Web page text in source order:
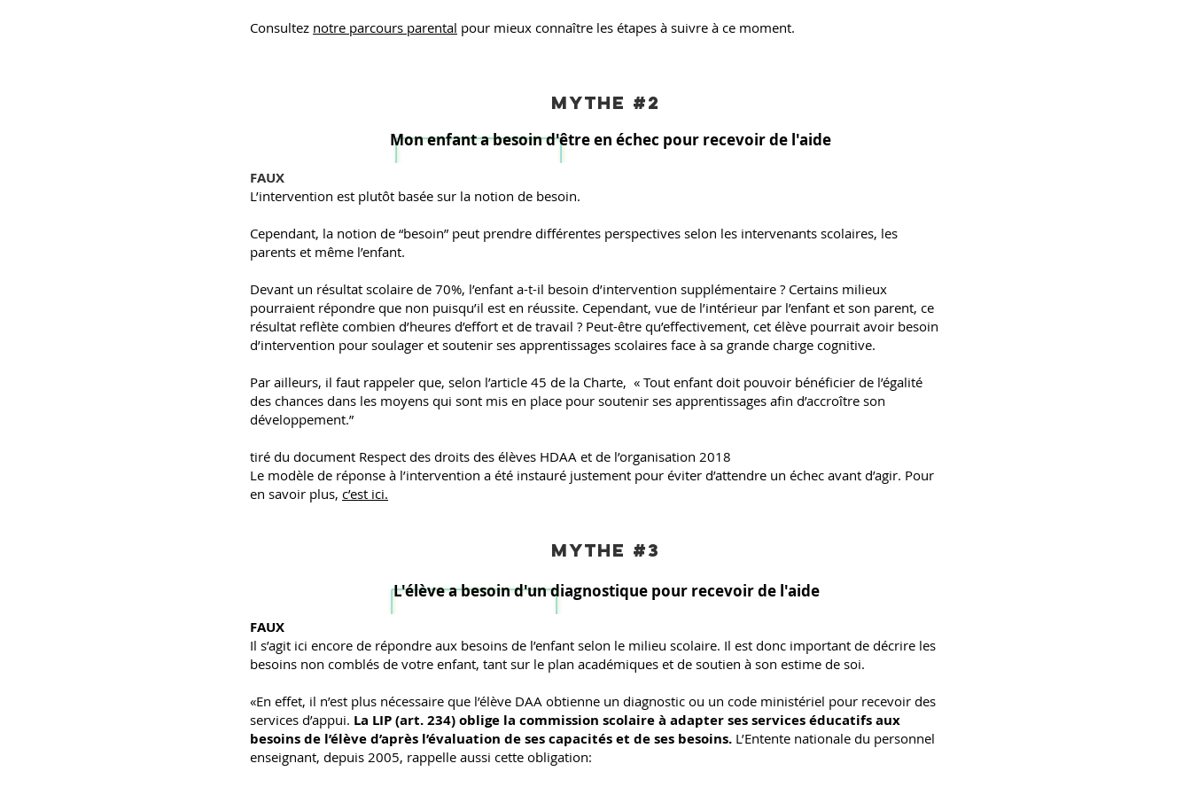
Consultez notre parcours parental pour mieux connaître les étapes à suivre à ce moment.
mythe #2
Mon enfant a besoin d'être en échec pour recevoir de l'aide
FAUX
L’intervention est plutôt basée sur la notion de besoin.
Cependant, la notion de “besoin” peut prendre différentes perspectives selon les intervenants scolaires, les
parents et même l’enfant.
Devant un résultat scolaire de 70%, l’enfant a-t-il besoin d’intervention supplémentaire ? Certains milieux
pourraient répondre que non puisqu’il est en réussite. Cependant, vue de l’intérieur par l’enfant et son parent, ce
résultat reflète combien d’heures d’effort et de travail ? Peut-être qu’effectivement, cet élève pourrait avoir besoin
d’intervention pour soulager et soutenir ses apprentissages scolaires face à sa grande charge cognitive.
Par ailleurs, il faut rappeler que, selon l’article 45 de la Charte, « Tout enfant doit pouvoir bénéficier de l’égalité
des chances dans les moyens qui sont mis en place pour soutenir ses apprentissages afin d’accroître son
développement.”
tiré du document Respect des droits des élèves HDAA et de l’organisation 2018
Le modèle de réponse à l’intervention a été instauré justement pour éviter d’attendre un échec avant d’agir. Pour
en savoir plus, c’est ici.
mythe #3
L'élève a besoin d'un diagnostique pour recevoir de l'aide
FAUX
Il s’agit ici encore de répondre aux besoins de l’enfant selon le milieu scolaire. Il est donc important de décrire les
besoins non comblés de votre enfant, tant sur le plan académiques et de soutien à son estime de soi.
«En effet, il n’est plus nécessaire que l’élève DAA obtienne un diagnostic ou un code ministériel pour recevoir des
services d’appui. La LIP (art. 234) oblige la commission scolaire à adapter ses services éducatifs aux
besoins de l’élève d’après l’évaluation de ses capacités et de ses besoins. L’Entente nationale du personnel
enseignant, depuis 2005, rappelle aussi cette obligation: